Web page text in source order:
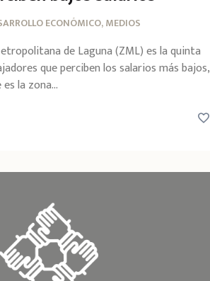
ECONÓMICO, MEDIOS
de Laguna (ZML) es la quinta
que perciben los salarios más bajos,
la zona...